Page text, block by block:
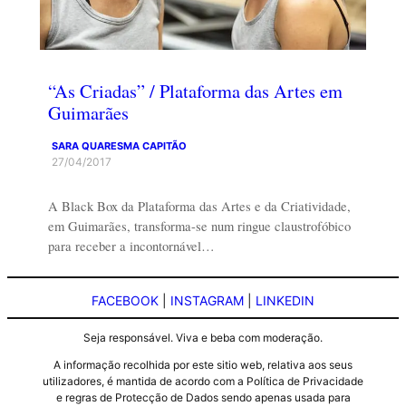
“As Criadas” / Plataforma das Artes em
Guimarães
SARA QUARESMA CAPITÃO
27/04/2017
A Black Box da Plataforma das Artes e da Criatividade,
em Guimarães, transforma-se num ringue claustrofóbico
para receber a incontornável…
FACEBOOK INSTAGRAM LINKEDIN
Seja responsável. Viva e beba com moderação.
A informação recolhida por este sitio web, relativa aos seus
utilizadores, é mantida de acordo com a Política de Privacidade
e regras de Protecção de Dados sendo apenas usada para